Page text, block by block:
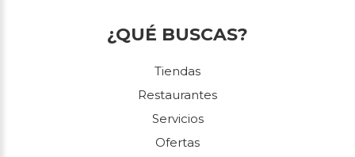
¿QUÉ BUSCAS?
Tiendas
Restaurantes
Servicios
Ofertas